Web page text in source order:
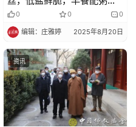
给力
0 0 0
编辑：庄雅婷 2025年8月20日
资讯